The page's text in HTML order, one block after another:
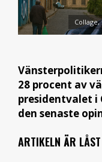
28 procent av
presidentvalet i
den senaste
ARTIKELN ÄR LÅST